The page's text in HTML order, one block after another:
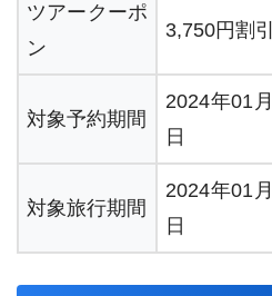
ツアークーポ
ン
3,750円割引
対象予約期間
2024年01
日
対象旅行期間
2024年01
日